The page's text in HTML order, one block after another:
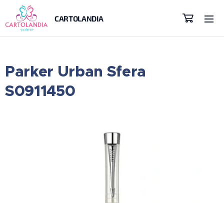
CARTOLANDIA
Parker Urban Sfera
S0911450